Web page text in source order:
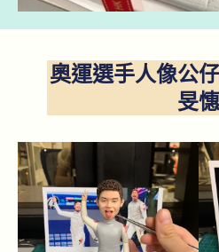
奧運選手人像公
旻憓